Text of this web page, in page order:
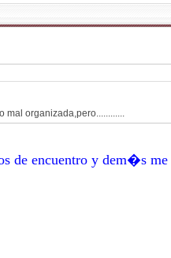
mal organizada,pero............
de encuentro y dem�s